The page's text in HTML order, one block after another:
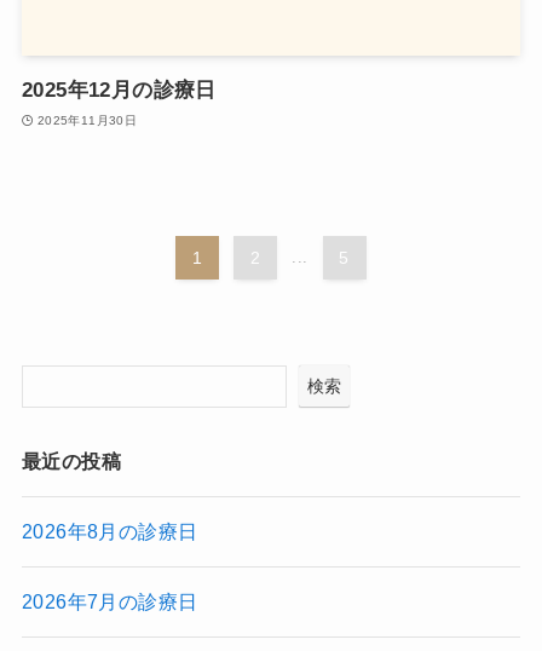
2025年12月の診療日
2025年11月30日
1 2 ... 5
検索
最近の投稿
2026年8月の診療日
2026年7月の診療日